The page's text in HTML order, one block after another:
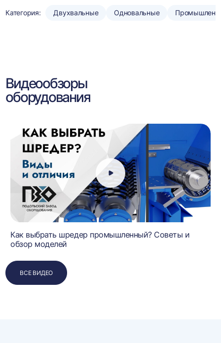
Категория: Двухвальные Одновальные
Видеообзоры
оборудования
Как выбрать шредер промышленный? Советы и
обзор моделей
ВСЕ ВИДЕО